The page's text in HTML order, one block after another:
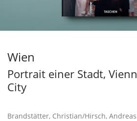
Wien
Portrait einer Stadt,
City
Brandstätter, Christian/Hirsch, Andreas